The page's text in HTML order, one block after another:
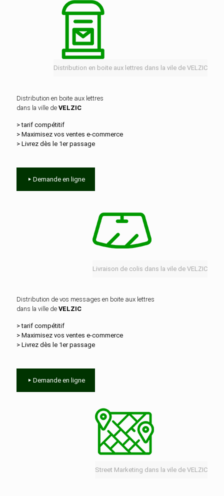
Distribution en boite aux lettres dans la vile de VELZIC
Distribution en boite aux lettres
dans la ville de VELZIC
> tarif compétitif
> Maximisez vos ventes e‑commerce
> Livrez dès le 1er passage
Demande en ligne
Livraison de colis dans la vile de VELZIC
Distribution de vos messages en boite aux lettres
dans la ville de VELZIC
> tarif compétitif
> Maximisez vos ventes e‑commerce
> Livrez dès le 1er passage
Demande en ligne
Street Marketing dans la vile de VELZIC